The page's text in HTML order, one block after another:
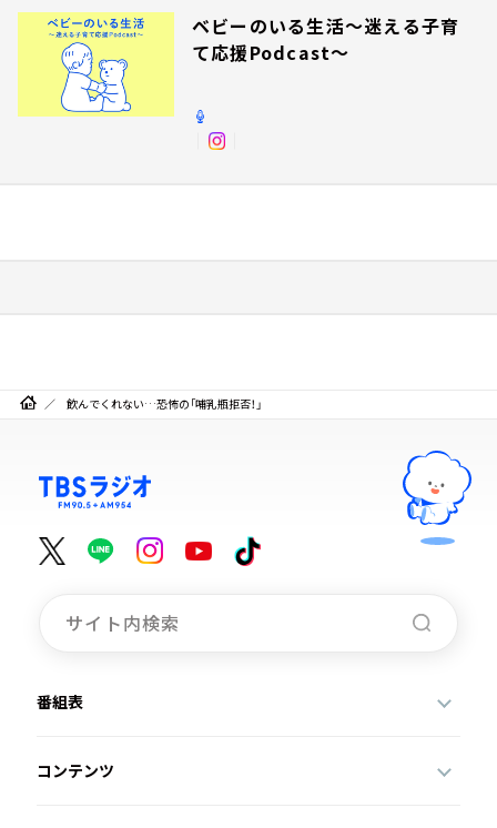
ベビーのいる生活～迷える子育
て応援Podcast～
飲んでくれない…恐怖の「哺乳瓶拒否！」
番組表
コンテンツ